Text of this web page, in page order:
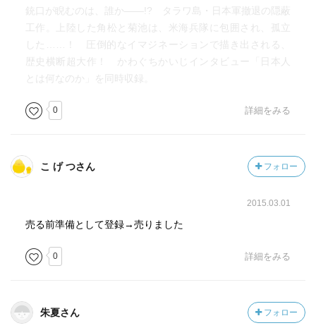
銃口が睨むのは、誰か――!? タラワ島・日本軍撤退の隠蔽
工作。上陸した角松と菊池は、米海兵隊に包囲され、孤立
した……！ 圧倒的なイマジネーションで描き出される、
歴史横断超大作！ かわぐちかいじインタビュー「日本人
とは何なのか」を同時収録。
0 詳細をみる
こ げ つさん フォロー
2015.03.01
売る前準備として登録→売りました
0 詳細をみる
朱夏さん フォロー